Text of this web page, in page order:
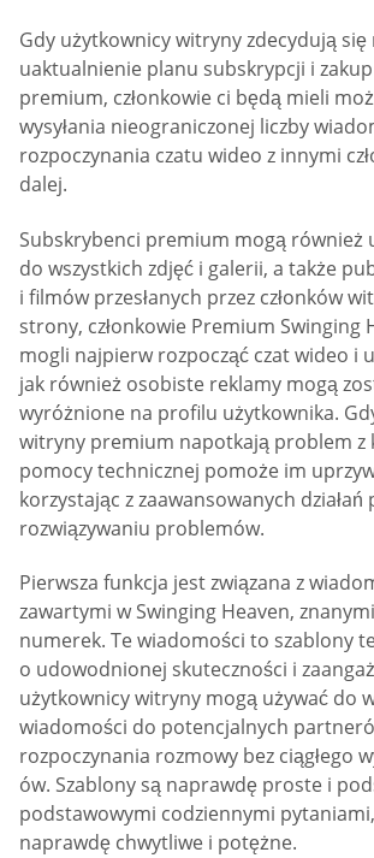
Gdy użytkownicy witryny zdecydują się
uaktualnienie planu subskrypcji i
premium, członkowie ci będą mieli
wysyłania nieograniczonej liczby
rozpoczynania czatu wideo z innymi
dalej.
Subskrybenci premium mogą również
do wszystkich zdjęć i galerii, a także
i filmów przesłanych przez członków
strony, członkowie Premium Swinging
mogli najpierw rozpocząć czat wideo i
jak również osobiste reklamy mogą
wyróżnione na profilu użytkownika.
witryny premium napotkają problem z
pomocy technicznej pomoże im
korzystając z zaawansowanych
rozwiązywaniu problemów.
Pierwsza funkcja jest związana z
zawartymi w Swinging Heaven,
numerek. Te wiadomości to szablony
o udowodnionej skuteczności i
użytkownicy witryny mogą używać do
wiadomości do potencjalnych
rozpoczynania rozmowy bez ciągłego
ów. Szablony są naprawdę proste i
podstawowymi codziennymi
naprawdę chwytliwe i potężne.